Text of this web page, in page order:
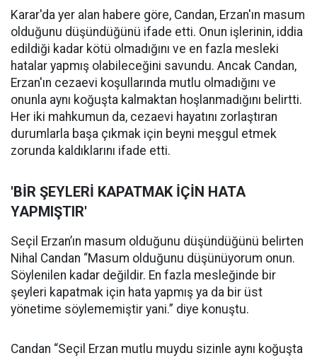
Karar'da yer alan habere göre, Candan, Erzan'ın masum
olduğunu düşündüğünü ifade etti. Onun işlerinin, iddia
edildiği kadar kötü olmadığını ve en fazla mesleki
hatalar yapmış olabileceğini savundu. Ancak Candan,
Erzan'ın cezaevi koşullarında mutlu olmadığını ve
onunla aynı koğuşta kalmaktan hoşlanmadığını belirtti.
Her iki mahkumun da, cezaevi hayatını zorlaştıran
durumlarla başa çıkmak için beyni meşgul etmek
zorunda kaldıklarını ifade etti.
'BİR ŞEYLERİ KAPATMAK İÇİN HATA
YAPMIŞTIR'
Seçil Erzan’ın masum olduğunu düşündüğünü belirten
Nihal Candan “Masum olduğunu düşünüyorum onun.
Söylenilen kadar değildir. En fazla mesleğinde bir
şeyleri kapatmak için hata yapmış ya da bir üst
yönetime söylememiştir yani.” diye konuştu.
Candan “Seçil Erzan mutlu muydu sizinle aynı koğuşta